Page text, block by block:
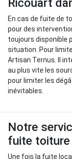
Ricouart
En cas de fuite de
pour des
toujours disponible
situation. Pour
Artisan Ternus. Il
au plus vite les
pour limiter les
inévitables.
Notre
fuite toiture
Une fois la fuite